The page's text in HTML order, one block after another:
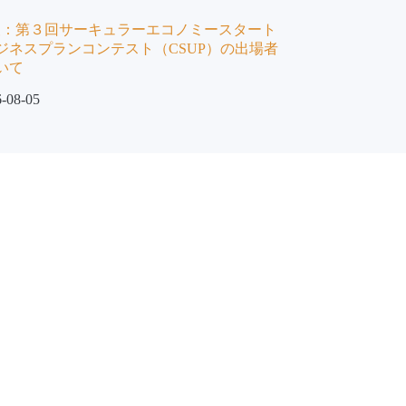
第３回サーキュラーエコノミースタート
ネスプランコンテスト（CSUP）の出場者
て
08-05